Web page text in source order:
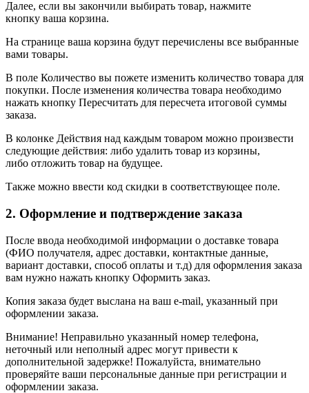
Далее, если вы закончили выбирать товар, нажмите
кнопку ваша корзина.
На странице ваша корзина будут перечислены все выбранные
вами товары.
В поле Количество вы пожете изменить количество товара для
покупки. После изменения количества товара необходимо
нажать кнопку Пересчитать для пересчета итоговой суммы
заказа.
В колонке Действия над каждым товаром можно произвести
следующие действия: либо удалить товар из корзины,
либо отложить товар на будущее.
Также можно ввести код скидки в соответствующее поле.
2. Оформление и подтверждение заказа
После ввода необходимой информации о доставке товара
(ФИО получателя, адрес доставки, контактные данные,
вариант доставки, способ оплаты и т.д) для оформления заказа
вам нужно нажать кнопку Оформить заказ.
Копия заказа будет выслана на ваш e-mail, указанный при
оформлении заказа.
Внимание! Неправильно указанный номер телефона,
неточный или неполный адрес могут привести к
дополнительной задержке! Пожалуйста, внимательно
проверяйте ваши персональные данные при регистрации и
оформлении заказа.